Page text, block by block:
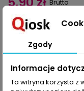
Brutto
Ilość
Zgody
Informacje
Ta witryna korzysta z